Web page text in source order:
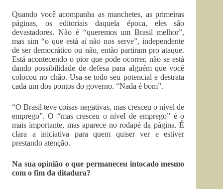
Quando você acompanha as manchetes, as primeiras
páginas, os editoriais daquela época, eles são
devastadores. Não é “queremos um Brasil melhor”,
mas sim “o que está aí não nos serve”, independente
de ser democrático ou não, então partiram pro ataque.
Está acontecendo o pior que pode ocorrer, não se está
dando possibilidade de defesa para alguém que você
colocou no chão. Usa-se todo seu potencial e destrata
cada um dos pontos do governo. “Nada é bom”.
“O Brasil teve coisas negativas, mas cresceu o nível de
emprego”. O “mas cresceu o nível de emprego” é o
mais importante, mas aparece no rodapé da página. É
clara a iniciativa para quem quiser ver e estiver
prestando atenção.
Na sua opinião o que permaneceu intocado mesmo
com o fim da ditadura?